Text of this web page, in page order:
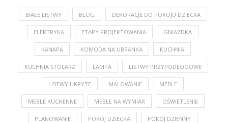
BIAŁE LISTWY BLOG DEKORACJE DO POKOJU DZIECKA
ELEKTRYKA ETAPY PROJEKTOWANIA GNIAZDKA
KANAPA KOMODA NA UBRANKA KUCHNIA
KUCHNIA STOLARZ LAMPA LISTWY PRZYPODŁOGOWE
LISTWY UKRYTE MALOWANIE MEBLE
MEBLE KUCHENNE MEBLE NA WYMIAR OŚWIETLENIE
PLANOWANIE POKÓJ DZIECKA POKÓJ DZIENNY